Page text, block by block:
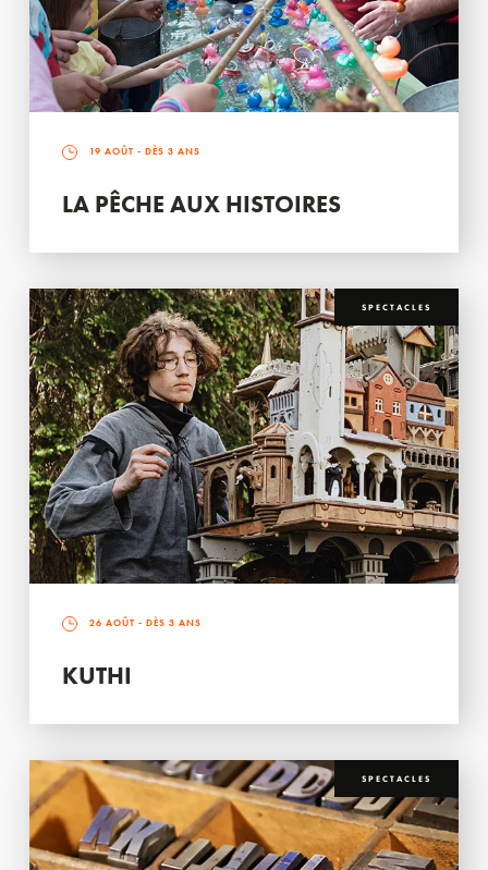
19 AOÛT - DÈS 3 ANS
LA PÊCHE AUX HISTOIRES
SPECTACLES
26 AOÛT - DÈS 3 ANS
KUTHI
SPECTACLES